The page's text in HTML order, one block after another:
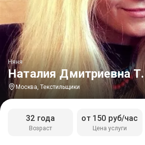
Наталия Дмитриевна Т.
Няня
Москва, Текстильщики
Возраст
32 года
Цена услуги
от 150 руб/час